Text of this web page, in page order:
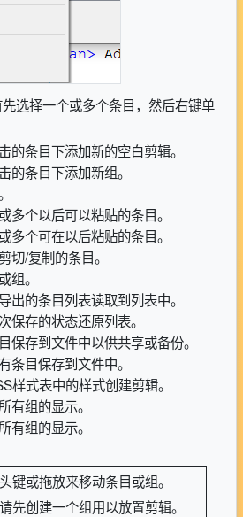
选择一个或多个条目，然后右键单
的条目下添加新的空白剪辑。
的条目下添加新组。
多个以后可以粘贴的条目。
多个可在以后粘贴的条目。
切/复制的条目。
组。
出的条目列表读取到列表中。
保存的状态还原列表。
保存到文件中以供共享或备份。
条目保存到文件中。
样式表中的样式创建剪辑。
有组的显示。
有组的显示。
键或拖放来移动条目或组。
先创建一个组用以放置剪辑。